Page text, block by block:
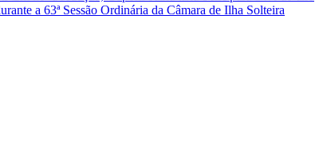
a 63ª Sessão Ordinária da Câmara de Ilha Solteira